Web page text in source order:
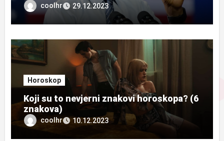
coolhr 29.12.2023
Horoskop
Koji su to nevjerni znakovi horoskopa? (6
znakova)
coolhr 10.12.2023